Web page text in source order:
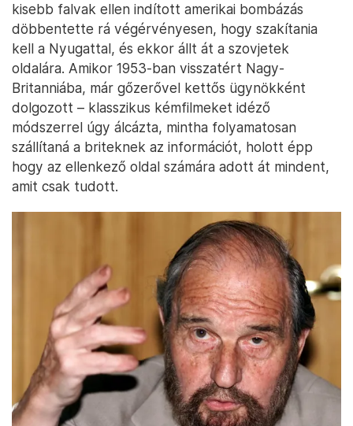
kisebb falvak ellen indított amerikai bombázás
döbbentette rá végérvényesen, hogy szakítania
kell a Nyugattal, és ekkor állt át a szovjetek
oldalára. Amikor 1953-ban visszatért Nagy-
Britanniába, már gőzerővel kettős ügynökként
dolgozott – klasszikus kémfilmeket idéző
módszerrel úgy álcázta, mintha folyamatosan
szállítaná a briteknek az információt, holott épp
hogy az ellenkező oldal számára adott át mindent,
amit csak tudott.